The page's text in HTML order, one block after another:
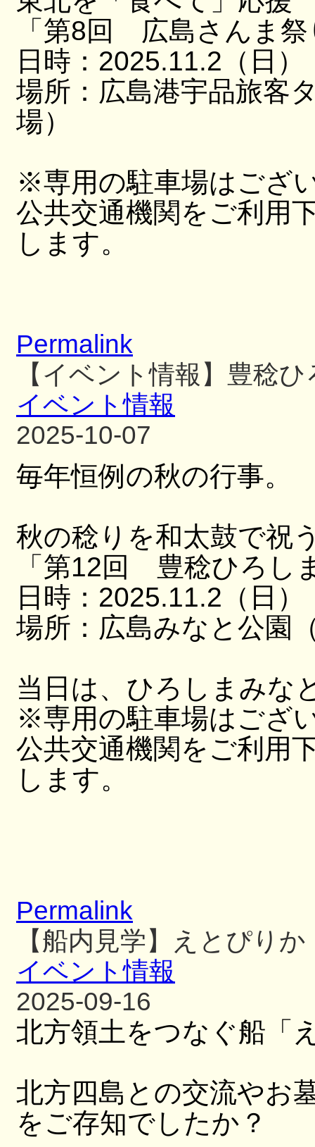
「第8回 広島さんま祭
日時：2025.11.2（日
場所：広島港宇品旅客
場）
※専用の駐車場はござ
公共交通機関をご利用
します。
Permalink
【イベント情報】豊稔
イベント情報
2025-10-07
毎年恒例の秋の行事。
秋の稔りを和太鼓で祝
「第12回 豊稔ひろし
日時：2025.11.2（日
場所：広島みなと公園
当日は、ひろしまみな
※専用の駐車場はござ
公共交通機関をご利用
します。
Permalink
【船内見学】えとぴりか
イベント情報
2025-09-16
北方領土をつなぐ船「
北方四島との交流やお
をご存知でしたか？